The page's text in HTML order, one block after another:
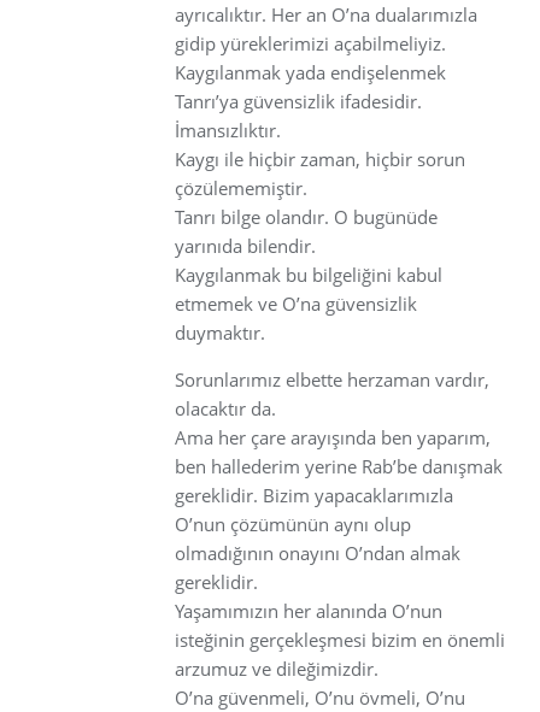
ayrıcalıktır. Her an O’na dualarımızla
gidip yüreklerimizi açabilmeliyiz.
Kaygılanmak yada endişelenmek
Tanrı’ya güvensizlik ifadesidir.
İmansızlıktır.
Kaygı ile hiçbir zaman, hiçbir sorun
çözülememiştir.
Tanrı bilge olandır. O bugünüde
yarınıda bilendir.
Kaygılanmak bu bilgeliğini kabul
etmemek ve O’na güvensizlik
duymaktır.
Sorunlarımız elbette herzaman vardır,
olacaktır da.
Ama her çare arayışında ben yaparım,
ben hallederim yerine Rab’be danışmak
gereklidir. Bizim yapacaklarımızla
O’nun çözümünün aynı olup
olmadığının onayını O’ndan almak
gereklidir.
Yaşamımızın her alanında O’nun
isteğinin gerçekleşmesi bizim en önemli
arzumuz ve dileğimizdir.
O’na güvenmeli, O’nu övmeli, O’nu